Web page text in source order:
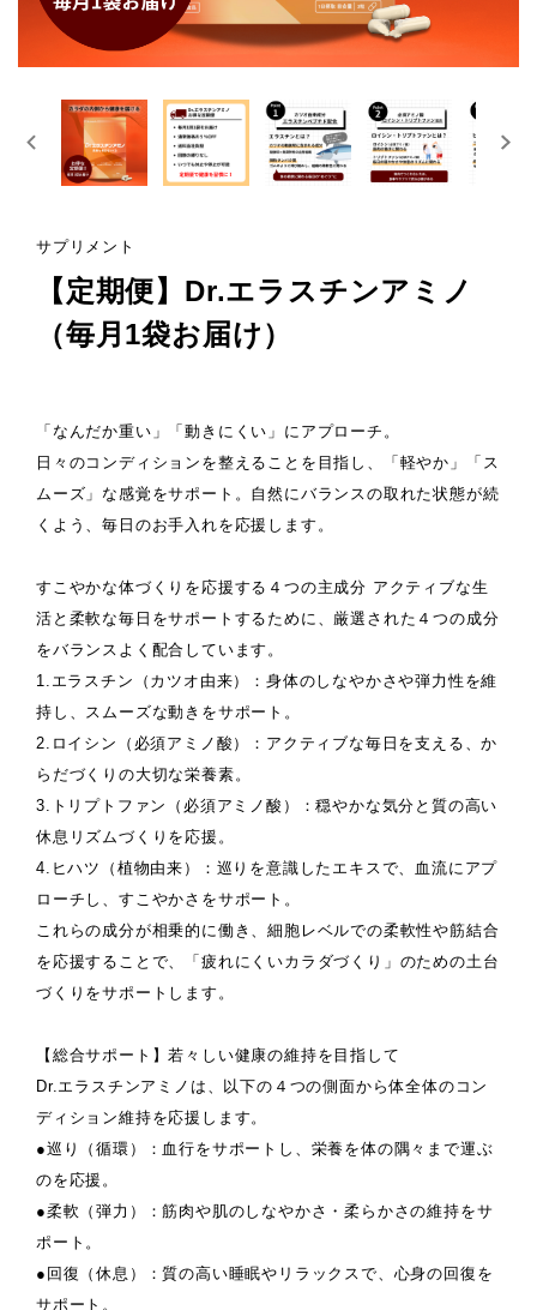
サプリメント
【定期便】Dr.エラスチンアミノ
（毎月1袋お届け）
「なんだか重い」「動きにくい」にアプローチ。
日々のコンディションを整えることを目指し、「軽やか」「ス
ムーズ」な感覚をサポート。自然にバランスの取れた状態が続
くよう、毎日のお手入れを応援します。
すこやかな体づくりを応援する４つの主成分 アクティブな生
活と柔軟な毎日をサポートするために、厳選された４つの成分
をバランスよく配合しています。
1.エラスチン（カツオ由来）：身体のしなやかさや弾力性を維
持し、スムーズな動きをサポート。
2.ロイシン（必須アミノ酸）：アクティブな毎日を支える、か
らだづくりの大切な栄養素。
3.トリプトファン（必須アミノ酸）：穏やかな気分と質の高い
休息リズムづくりを応援。
4.ヒハツ（植物由来）：巡りを意識したエキスで、血流にアプ
ローチし、すこやかさをサポート。
これらの成分が相乗的に働き、細胞レベルでの柔軟性や筋結合
を応援することで、「疲れにくいカラダづくり」のための土台
づくりをサポートします。
【総合サポート】若々しい健康の維持を目指して
Dr.エラスチンアミノは、以下の４つの側面から体全体のコン
ディション維持を応援します。
●巡り（循環）：血行をサポートし、栄養を体の隅々まで運ぶ
のを応援。
●柔軟（弾力）：筋肉や肌のしなやかさ・柔らかさの維持をサ
ポート。
●回復（休息）：質の高い睡眠やリラックスで、心身の回復を
サポート。